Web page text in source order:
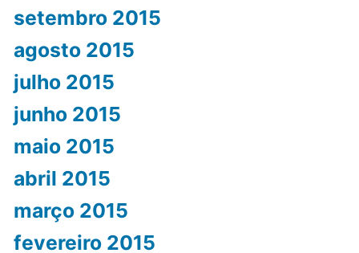
setembro 2015
agosto 2015
julho 2015
junho 2015
maio 2015
abril 2015
março 2015
fevereiro 2015